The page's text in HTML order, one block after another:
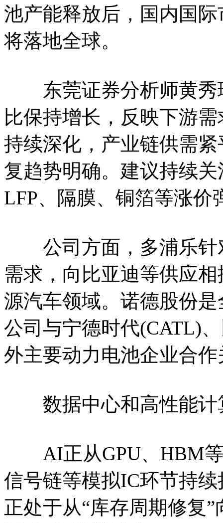
池产能释放后，国内国
将落地全球。
东莞证券分析师黄秀
比保持增长，反映下游
持续深化，产业链供需
复趋势明确。建议持续
LFP、隔膜、铜箔等涨价
公司方面，多浦乐针
需求，向比亚迪等供应
源汽车领域。诺德股份
公司与宁德时代(CATL)
外主要动力电池企业合
数据中心和高性能计
AI正从GPU、HBM等
信号链等模拟IC环节持
正处于从“库存周期修复